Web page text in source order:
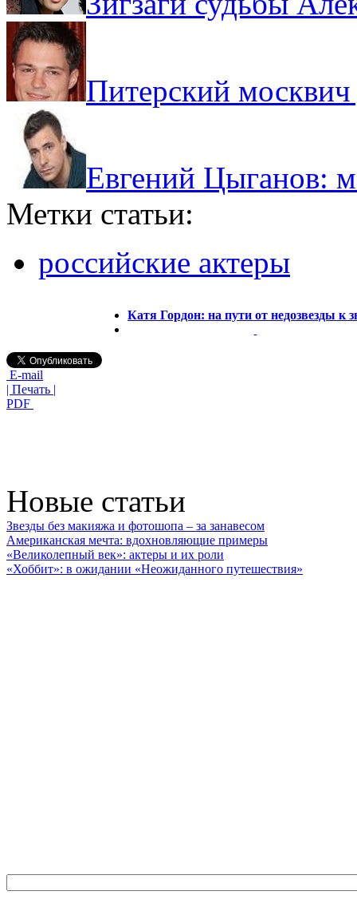
Питерский
Евгений Цыганов:
Метки статьи:
российские актеры
Катя Гордон: на пути от недозвезды к
E-mail
| Печать |
PDF
Новые статьи
Звезды без макияжа и фотошопа – за занавесом
Американская мечта: вдохновляющие примеры
«Великолепный век»: актеры и их роли
«Хоббит»: в ожидании «Неожиданного путешествия»